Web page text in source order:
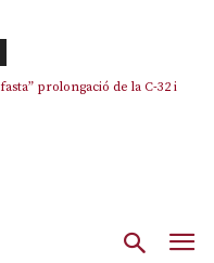
prolongació de la C-32 i